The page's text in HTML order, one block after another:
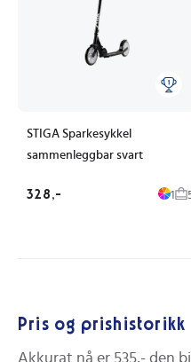
STIGA Sparkesykkel
sammenleggbar svart
328,- 1
Pris og prishistorikk
Akkurat nå er 535,- den